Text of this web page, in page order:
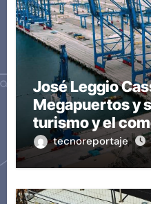
José Leggio
Megapuertos y
turismo y el
tecnoreportaje